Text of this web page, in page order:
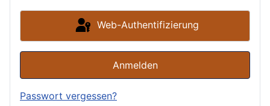
Web-Authentifizierung
Anmelden
Passwort vergessen?